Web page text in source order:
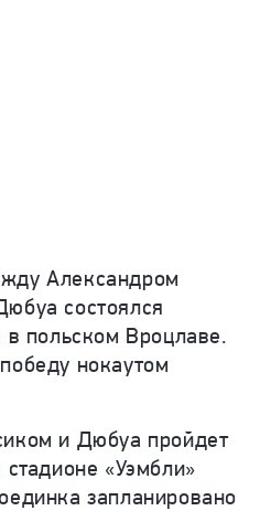
Александром
состоялся
в польском Вроцлаве.
нокаутом
и Дюбуа пройдет
«Уэмбли»
запланировано